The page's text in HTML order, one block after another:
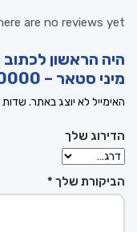
are no reviews yet
היה הראשון לכתוב
מיני סטאר – YALE MINISTAR 4290600000”
האימייל לא יוצג באתר. שדות
הדירוג שלך
הביקורת שלך *